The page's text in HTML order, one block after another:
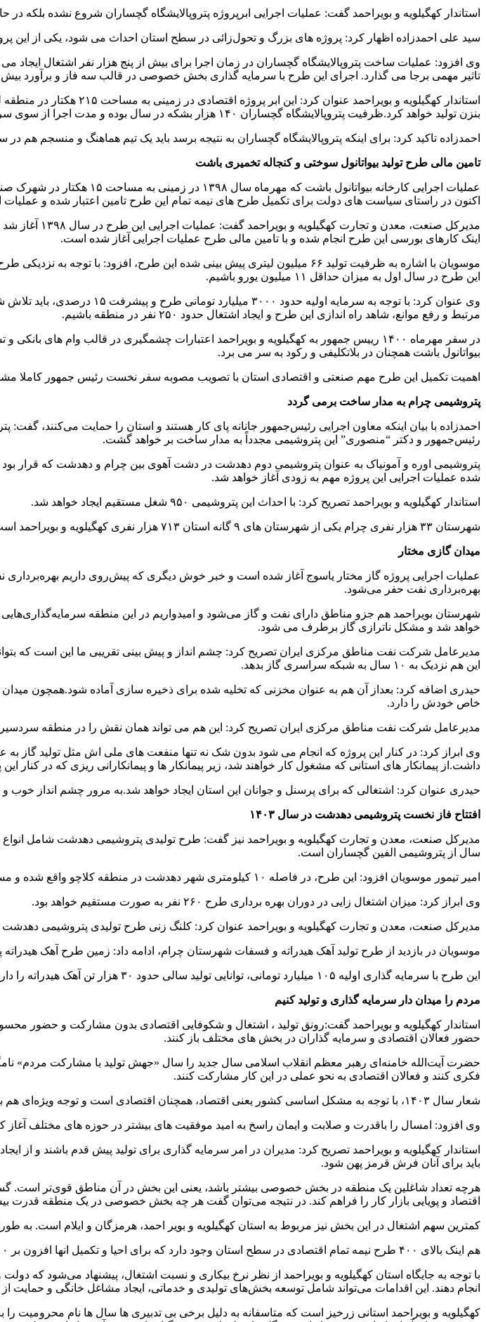
استاندار کهگیلویه و بویراحمد گفت: عملیات اجرایی ابرپروژه پتروپالایشگاه گچساران شروع نشده
سید علی احمدزاده اظهار کرد: پروژه های بزرگ و تحول‌زائی در سطح استان احداث می شود، یکی از این
تاثیر مهمی برجا می گذارد. اجرای این طرح با سرمایه گذاری بخش خصوصی در قالب سه فاز و برآورد بیش از ۶ میلیارد دلار هزینه صورت می
بنزن تولید خواهد کرد.ظرفیت پتروپالایشگاه گچساران ۱۴۰ هزار بشکه در سال بوده و مدت اجرا از سوی سرمایه گذار سه تا پنج سال اعلام شده است.
احمدزاده تاکید کرد: برای اینکه پتروپالایشگاه گچساران به نتیجه برسد باید یک تیم هماهنگ و
تامین مالی طرح تولید بیواتانول سوختی و کنجاله تخمیری باشت
اکنون در راستای سیاست های دولت برای تکمیل طرح های نیمه تمام این طرح تامین اعتبار شده و
اینک کارهای بورسی این طرح انجام شده و با تامین مالی طرح عملیات اجرایی آغاز شده است.
این طرح در سال اول به میزان حداقل ۱۱ میلیون یورو باشیم.
وی عنوان کرد: با توجه به
مرتبط و رفع موانع، شاهد راه اندازی این طرح و ایجاد اشتغال حدود ۲۵۰ نفر در منطقه باشیم.
در سفر مهرماه ۱۴۰۰ رییس جمهور به کهگیلویه و بویراحمد اعتبارات چشمگیری در قالب
بیواتانول باشت همچنان در بلاتکلیفی و رکود به سر می برد.
اهمیت تکمیل این طرح مهم صنعتی و اقتصادی استان با تصویب مصوبه سفر نخست رئیس جمهور کاملا
پتروشیمی چرام به مدار ساخت برمی گردد
احمدزاده با بیان اینکه معاون اجرایی رئیس‌جمهور جانانه پای کار هستند و استان را حمایت می‌کنند،
رئیس‌جمهور و دکتر “منصوری” این پتروشیمی مجدداً به مدار ساخت بر خواهد گشت.
پتروشیمی اوره و آمونیاک به عنوان پتروشیمی دوم دهدشت در دشت آهوی بین چرام و دهدشت که قرار بود
شده عملیات اجرایی این پروژه مهم به زودی آغاز خواهد شد.
استاندار کهگیلویه و بویراحمد تصریح کرد: با احداث این پتروشیمی ۹۵۰ شغل مستقیم ایجاد خواهد شد.
شهرستان ۳۳ هزار نفری چرام یکی از شهرستان های ۹ گانه استان ۷۱۳ هزار نفری کهگیلویه و بویراحمد است.
میدان گازی مختار
عملیات اجرایی پروژه گاز مختار یاسوج آغاز شده است و خبر خوش دیگری که پیش‌روی داریم
بهره‌برداری نفت حفر می‌شود.
شهرستان بویراحمد هم جزو مناطق دارای نفت و گاز می‌شود و ‌امیدواریم در این منطقه سرمایه‌گذاری‌هایی
خواهد شد و مشکل ناترازی گاز برطرف می شود.
این هم نزدیک به ۱۰ سال به شبکه سراسری گاز بدهد.
حیدری اضافه کرد: بعداز آن هم به عنوان مخزنی که تخلیه شده برای ذخیره سازی آماده شود.همچون
خاص خودش را دارد.
مدیرعامل شرکت نفت مناطق مرکزی ایران تصریح کرد: این هم می تواند همان نقش را در منطقه سردسیر
وی ابراز کرد: در کنار این پروژه که انجام می شود بدون شک نه تنها منفعت های ملی اش مثل تولید گاز
داشت.از پیمانکار های استانی که مشغول کار خواهند شد، زیر پیمانکار ها و پیمانکارانی ریزی که در کنار این
حیدری عنوان کرد: اشتغالی که برای پرسنل و جوانان این استان ایجاد خواهد شد.به مرور چشم انداز خوب
افتتاح فاز نخست پتروشیمی دهدشت در سال ۱۴۰۳
سال از پتروشیمی الفین گچساران است.
امیر تیمور موسویان افزود: این طرح، در فاصله ۱۰ کیلومتری شهر دهدشت در منطقه کلاچو واقع شده و مساحت زمین ۱۰۲ هکتار است.
وی ابراز کرد: میزان اشتغال زایی در دوران بهره برداری طرح ۲۶۰ نفر به صورت مستقیم خواهد بود.
مدیرکل صنعت، معدن و تجارت کهگیلویه و بویراحمد عنوان کرد: کلنگ زنی طرح تولیدی پتروشیمی دهدشت سال ۱۳۸۶ بوده و بهره برداری فاز اول در سال ۱۴۰۳
موسویان در بازدید از طرح تولید آهک هیدراته و فسفات شهرستان چرام، ادامه داد: زمین طرح آهک هیدراته پنج هکتار و در مجموع دارای ۳۰۰۰ متر زیر بنا
این طرح با سرمایه گذاری اولیه ۱۰۵ میلیارد تومانی، توانایی تولید سالی حدود ۳۰ هزار تن آهک هیدراته را دارد و برای ۵۰ نفر به صورت مستقیم اشتغال ایجاد می نماید.
مردم را میدان دار سرمایه گذاری و تولید کنیم
استاندار کهگیلویه و بویراحمد گفت:رونق تولید ، اشتغال و شکوفایی اقتصادی بدون مشارکت و حضور
حضور فعالان اقتصادی و سرمایه گذاران در بخش های مختلف باز کنند.
حضرت آیت‌الله خامنه‌ای رهبر معظم انقلاب اسلامی سال جدید را سال «جهش تولید با مشارکت مردم»
فکری کنند و فعالان اقتصادی به نحو عملی در این کار مشارکت کنند.
شعار سال ۱۴۰۳، با توجه به مشکل اساسی کشور یعنی ‎اقتصاد، همچنان اقتصادی است و توجه ویژه‌ای هم به نقش ‎مردم دارد.
وی افزود: امسال را باقدرت و صلابت و ایمان راسخ به امید موفقیت های بیشتر در حوزه های مختلف
استاندار کهگیلویه و بویراحمد تصریح کرد: مدیران در امر سرمایه گذاری برای تولید پیش قدم باشند و از
باید برای آنان فرش قرمز پهن شود.
هرچه تعداد شاغلین یک منطقه در بخش خصوصی بیشتر باشد، یعنی این بخش در آن مناطق قوی‌تر است.
اقتصاد و پویایی بازار کار را فراهم کند. در نتیجه می‌توان گفت هر چه بخش خصوصی در یک منطقه قدرت
کمترین سهم اشتغال در این بخش نیز مربوط به استان کهگیلویه و بویر احمد، هرمزگان و ایلام است. به طوری که در استان کهگیلویه و بویر
هم اینک بالای ۴۰۰ طرح نیمه تمام اقتصادی در سطح استان وجود دارد که برای احیا و تکمیل انها افزون بر ۶۰۰ هزار میلیارد ریال اعتبار و نقدینگی نیاز است.
با توجه به جایگاه استان کهگیلویه و بویراحمد از نظر نرخ بیکاری و نسبت اشتغال، پیشنهاد می‌شود
انجام دهند. این اقدامات می‌تواند شامل توسعه بخش‌های تولیدی و خدماتی، ایجاد مشاغل خانگی و